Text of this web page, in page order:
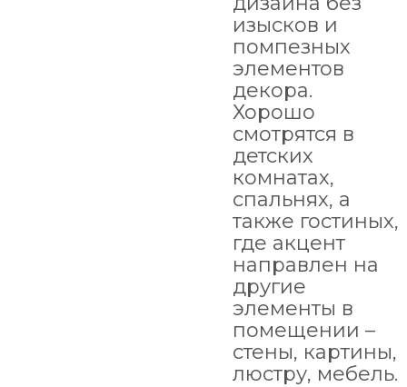
изысков и
помпезных
элементов
декора.
Хорошо
смотрятся в
детских
комнатах,
спальнях, а
также гостиных,
где акцент
направлен на
другие
элементы в
помещении –
стены, картины,
люстру, мебель.